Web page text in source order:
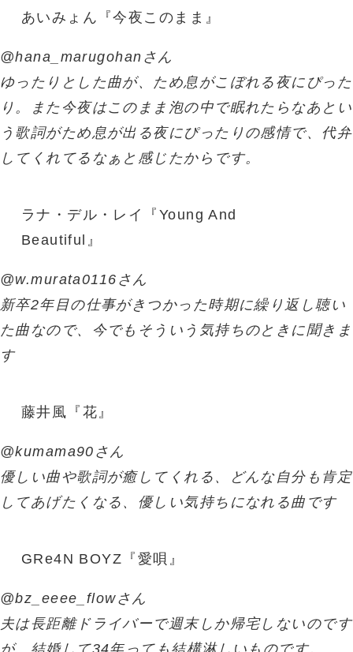
あいみょん『今夜このまま』
@hana_marugohanさん
ゆったりとした曲が、ため息がこぼれる夜にぴった
り。また今夜はこのまま泡の中で眠れたらなあとい
う歌詞がため息が出る夜にぴったりの感情で、代弁
してくれてるなぁと感じたからです。
ラナ・デル・レイ『Young And
Beautiful』
@w.murata0116さん
新卒2年目の仕事がきつかった時期に繰り返し聴い
た曲なので、今でもそういう気持ちのときに聞きま
す
藤井風『花』
@kumama90さん
優しい曲や歌詞が癒してくれる、どんな自分も肯定
してあげたくなる、優しい気持ちになれる曲です
GRe4N BOYZ『愛唄』
@bz_eeee_flowさん
夫は長距離ドライバーで週末しか帰宅しないのです
が、結婚して34年っても結構淋しいものです。